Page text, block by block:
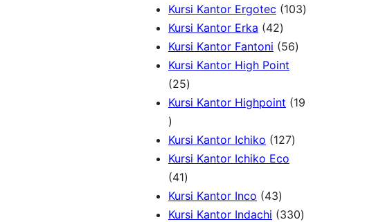
u
k
u
k
o
u
r
d
r
o
d
u
0
P
r
o
d
u
Kursi Kantor Ergotec 1031
o
Kursi Kantor Erka 424
2
P
o
u
k
Kursi Kantor Fantoni 565
r
Kursi Kantor High Point
252
5
r
o
d
u
k
Kursi Kantor Highpoint
19
1
9
P
r
o
d
Kursi Kantor Ichiko 1271
r
Kursi Kantor Ichiko Eco
414
1
P
Kursi Kantor Inco 434
3
Kursi Kantor Indachi 3303